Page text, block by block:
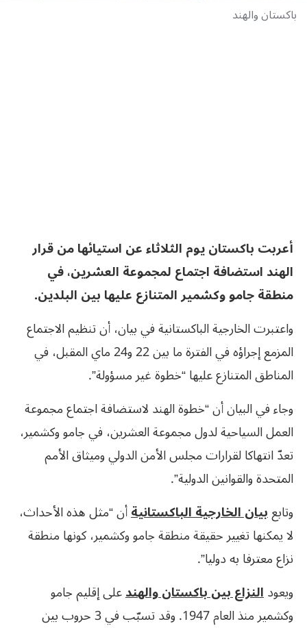
باكستان والهند
أعربت باكستان يوم الثلاثاء عن استيائها من قرار
الهند استضافة اجتماع لمجموعة العشرين، في
منطقة جامو وكشمير المتنازع عليها بين البلدين.
واعتبرت الخارجية الباكستانية في بيان، أن تنظيم الاجتماع
المزمع إجراؤه في الفترة ما بين 22 و24 ماي المقبل، في
المناطق المتنازع عليها “خطوة غير مسؤولة”.
وجاء في البيان أن “خطوة الهند لاستضافة اجتماع مجموعة
العمل السياحية لدول مجموعة العشرين، في جامو وكشمير،
تعدّ انتهاكا لقرارات مجلس الأمن الدولي وميثاق الأمم
المتحدة والقوانين الدولية”.
وتابعبيان الخارجية الباكستانيةأن “مثل هذه الأحداث،
لا يمكنها تغيير حقيقة منطقة جامو وكشمير، كونها منطقة
نزاع معترفا به دوليا”.
ويعودالنزاع بين باكستان والهندعلى إقليم جامو
وكشمير منذ العام 1947. وقد تسبّب في 3 حروب بين